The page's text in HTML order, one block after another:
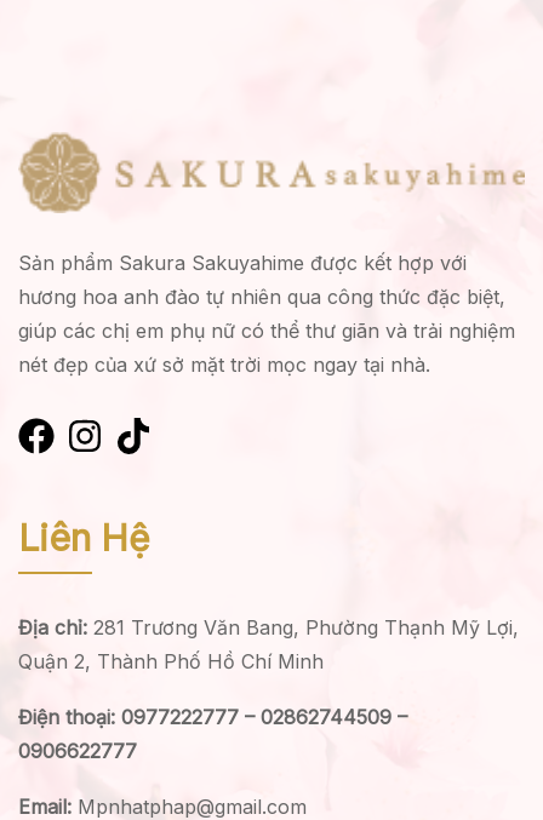
Sản phẩm Sakura Sakuyahime được kết hợp với
hương hoa anh đào tự nhiên qua công thức đặc biệt,
giúp các chị em phụ nữ có thể thư giãn và trải nghiệm
nét đẹp của xứ sở mặt trời mọc ngay tại nhà.
Liên Hệ
Địa chỉ: 281 Trương Văn Bang, Phường Thạnh Mỹ Lợi,
Quận 2, Thành Phố Hồ Chí Minh
Điện thoại: 0977222777 – 02862744509 –
0906622777
Email: Mpnhatphap@gmail.com